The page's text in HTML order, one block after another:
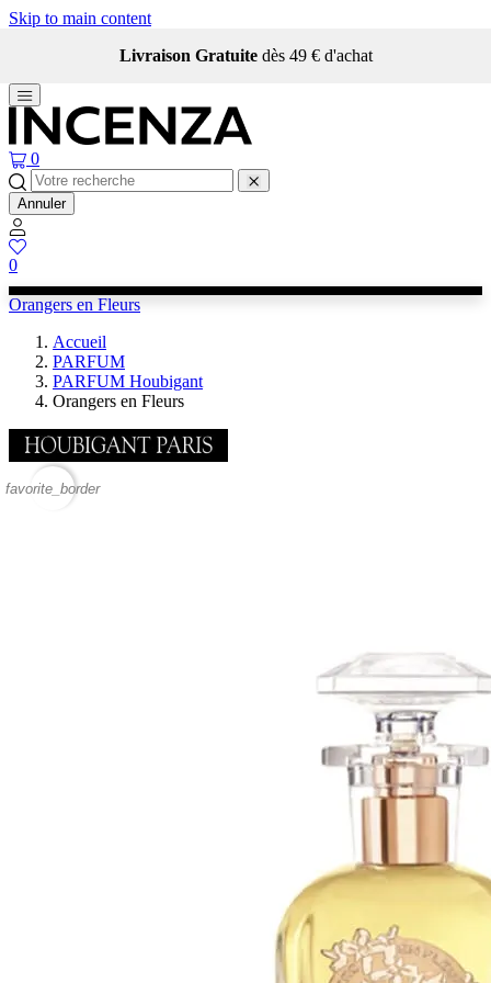
Skip to main content
Livraison Gratuite dès 49 € d'achat
0
Annuler
0
Orangers en Fleurs
Accueil
PARFUM
PARFUM Houbigant
Orangers en Fleurs
favorite_border